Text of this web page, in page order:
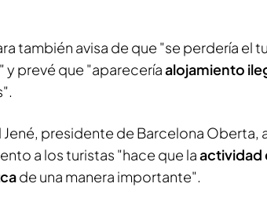
también avisa de que "se perdería el
y prevé que "apareceríaalojamiento
Jené, presidente de Barcelona Oberta,
a los turistas "hace que laactividad
de una manera importante".